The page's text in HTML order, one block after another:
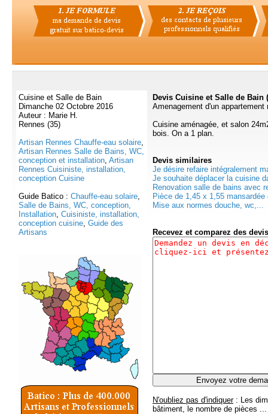
Cuisine et Salle de Bain
Dimanche 02 Octobre 2016
Auteur : Marie H.
Rennes (35)
Artisan Rennes Chauffe-eau solaire,
Artisan Rennes Salle de Bains, WC,
conception et installation, Artisan
Rennes Cuisiniste, installation,
conception Cuisine
Guide Batico : Chauffe-eau solaire,
Salle de Bains, WC, conception,
Installation, Cuisiniste, installation,
conception cuisine, Guide des
Artisans
Devis Cuisine et Salle de Bain
Amenagement d'un appartement
Cuisine aménagée, et salon
bois. On a 1 plan.
Devis similaires
Je désire refaire intégralement
Je souhaite déplacer la cuisine
Renovation salle de bains avec
Pièce de 1,45 x 1,55
Mise aux normes douche, wc,...
Recevez et comparez des
N'oubliez pas d'indiquer: Les
bâtiment, le nombre de pièces ...